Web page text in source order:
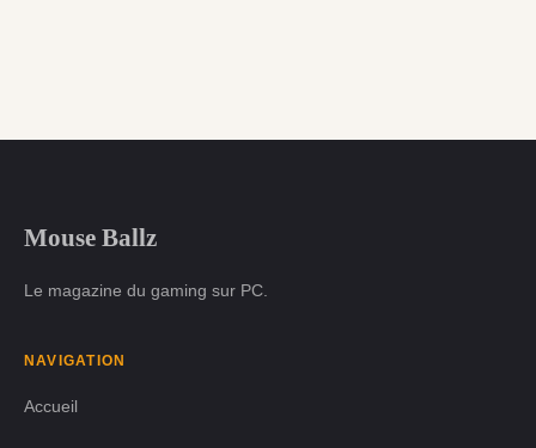
Mouse Ballz
Le magazine du gaming sur PC.
NAVIGATION
Accueil